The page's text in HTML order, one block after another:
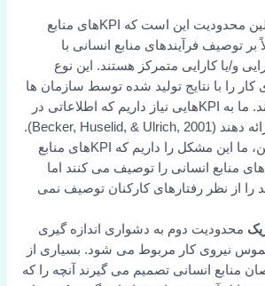
. اولین محدودیت این است که KPIهای منابع
بر توصیف فرآیندهای منابع انسانی با
و/یا کارایی متمرکز هستند. این نوع
کار را با نتایج تولید شده توسط سازمان ها
مرتبط نمی کند. ما به KPIهایی نیاز داریم که اطلاعاتی در
مورد اتصال ارائه دهند (Becker, Huselid, & Ulrich, 2001).
در ارتباط با این، ما این مشکل را داریم که KPIهای منابع
منابع انسانی را توصیف می کنند اما
را از نظر رفتارهای کارکنان توصیف نمی
محدودیت دوم به دشواری اندازه گیری
نیروی کار مربوط می شود. بسیاری از
منابع انسانی تصمیم می گیرند آنچه را که